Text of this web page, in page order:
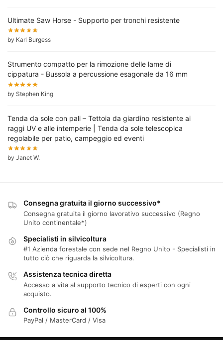
Ultimate Saw Horse - Supporto per tronchi resistente
by Karl Burgess
Strumento compatto per la rimozione delle lame di
cippatura - Bussola a percussione esagonale da 16 mm
by Stephen King
Tenda da sole con pali – Tettoia da giardino resistente ai
raggi UV e alle intemperie | Tenda da sole telescopica
regolabile per patio, campeggio ed eventi
by Janet W.
Consegna gratuita il giorno successivo*
Consegna gratuita il giorno lavorativo successivo (Regno
Unito continentale*)
Specialisti in silvicoltura
#1 Azienda forestale con sede nel Regno Unito - Specialisti in
tutto ciò che riguarda la silvicoltura.
Assistenza tecnica diretta
Accesso a vita al supporto tecnico di esperti con ogni
acquisto.
Controllo sicuro al 100%
PayPal / MasterCard / Visa